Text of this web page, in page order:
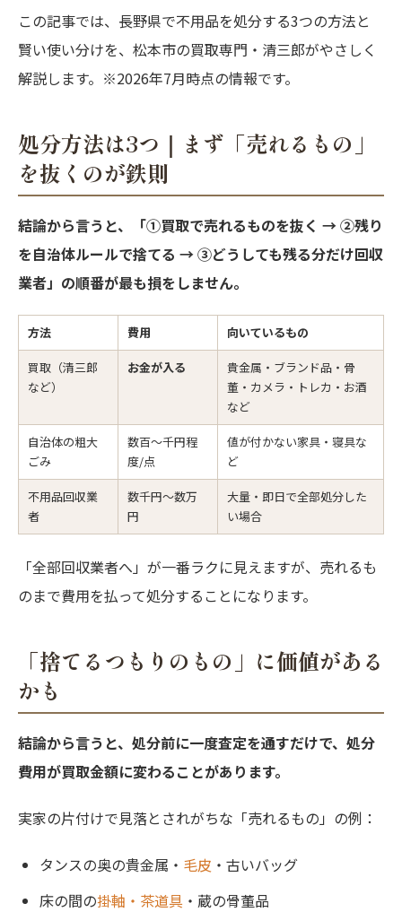
この記事では、長野県で不用品を処分する3つの方法と
賢い使い分けを、松本市の買取専門・清三郎がやさしく
解説します。※2026年7月時点の情報です。
処分方法は3つ｜まず「売れるもの」
を抜くのが鉄則
結論から言うと、「①買取で売れるものを抜く → ②残り
を自治体ルールで捨てる → ③どうしても残る分だけ回収
業者」の順番が最も損をしません。
方法 費用 向いているもの
買取（清三郎
など）
お金が入る
貴金属・ブランド品・骨
董・カメラ・トレカ・お酒
など
自治体の粗大
ごみ
数百〜千円程
度/点
値が付かない家具・寝具な
ど
不用品回収業
者
数千円〜数万
円
大量・即日で全部処分した
い場合
「全部回収業者へ」が一番ラクに見えますが、売れるも
のまで費用を払って処分することになります。
「捨てるつもりのもの」に価値がある
かも
結論から言うと、処分前に一度査定を通すだけで、処分
費用が買取金額に変わることがあります。
実家の片付けで見落とされがちな「売れるもの」の例：
タンスの奥の貴金属・ 毛皮 ・古いバッグ
床の間の掛軸・茶道具 ・蔵の骨董品